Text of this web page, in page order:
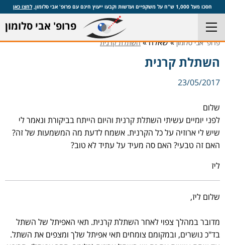
חסכו מעל 1,000 ש"ח על משקפיים ועדשות וקבעו ייעוץ חינם עם פרופ' אבי סלומון, לחצו כאן
פרופ' אבי סלומון
פרופ' אבי סלומון» שאלה »השתלת קרנית
השתלת קרנית
23/05/2017
שלום
לפני יומיים עשיתי השתלת קרנית והיום הייתח בביקורת ונאמר לי
שיש לי ארוזיה על כל הקרנית. אשמח לדעת מה המשמעות של זה?
האם זה טבעי? האם סה מעיד על עתיד לא טוב?
ליז
שלום ליז,
מדובר במהלך צפוי לאחר השתלת קרנית. תאי האפיתל של השתל
בד"כ נושרים, ובמקומם צומחים תאי אפיתל שלך ומצפים את השתל.